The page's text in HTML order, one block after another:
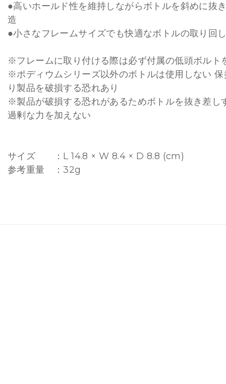
●高いホールド性を維持しながらボトルを斜めに抜
造
●小さなフレームサイズでも快適なボトルの取り回
※フレームに取り付ける際は必ず付属の低頭ボルト
※ポディウムシリーズ以外のボトルは使用しない
り製品を破損する恐れあり
※製品が破損する恐れがあるためボトルを抜き差し
過剰な力を加えない
サイズ ：L 14.8 × W 8.4 × D 8.8 (cm)
参考重量 ：32g